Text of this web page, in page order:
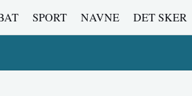
SPORT NAVNE DET SKER